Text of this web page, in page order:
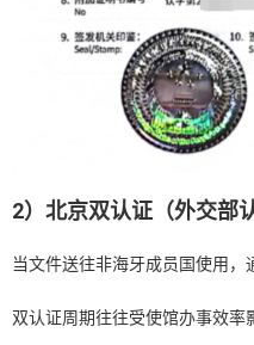
2）北京双认证（外交部
当文件送往非海牙成员国使用，
双认证周期往往受使馆办事效率